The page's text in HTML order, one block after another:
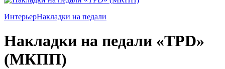
ИнтерьерНакладки на педали
Накладки на педали «TPD»
(МКПП)